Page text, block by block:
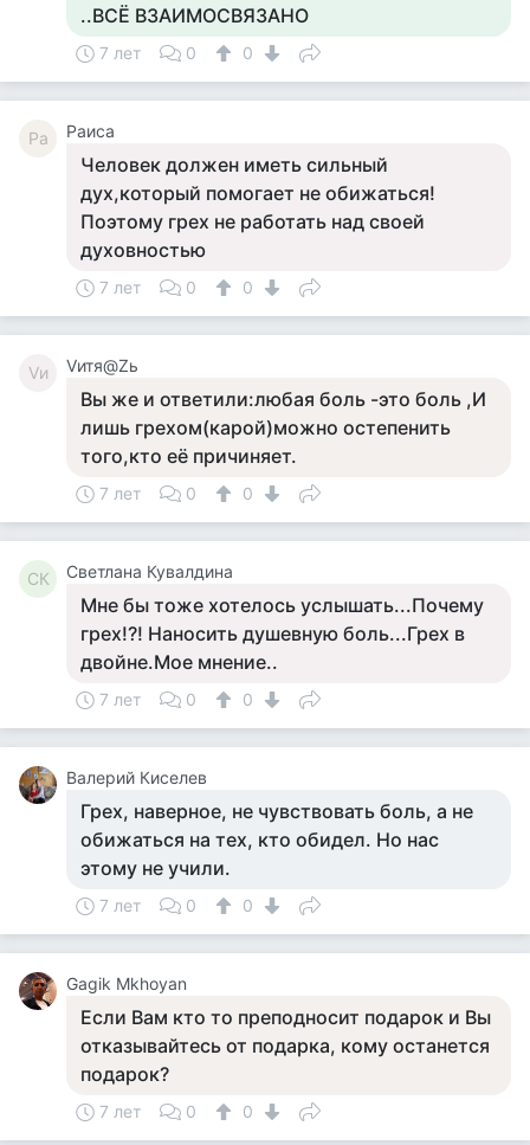
..ВСЁ ВЗАИМОСВЯЗАНО
7 лет 0 0
Ра Раиса
Человек должен иметь сильный
дух,который помогает не обижаться!
Поэтому грех не работать над своей
духовностью
7 лет 0 0
Vи Vитя@Zь
Вы же и ответили:любая боль -это боль ,И
лишь грехом(карой)можно остепенить
того,кто её причиняет.
7 лет 0 0
СК Светлана Кувалдина
Мне бы тоже хотелось услышать...Почему
грех!?! Наносить душевную боль...Грех в
двойне.Мое мнение..
7 лет 0 0
Валерий Киселев
Грех, наверное, не чувствовать боль, а не
обижаться на тех, кто обидел. Но нас
этому не учили.
7 лет 0 0
Gagik Mkhoyan
Если Вам кто то преподносит подарок и Вы
отказывайтесь от подарка, кому останется
подарок?
7 лет 0 0